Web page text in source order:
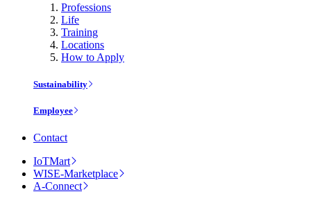
Professions
Life
Training
Locations
How to Apply
Sustainability
Employee
Contact
IoTMart
WISE-Marketplace
A-Connect